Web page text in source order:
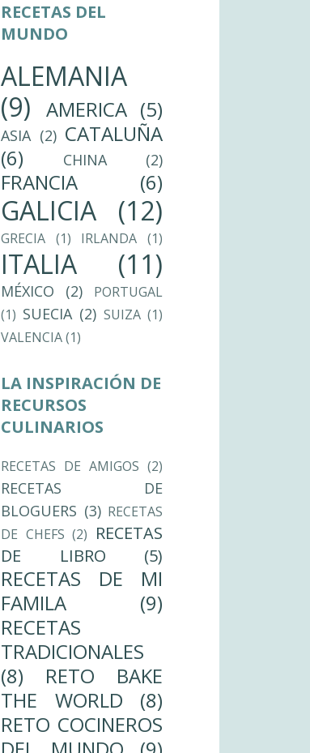
RECETAS DEL
MUNDO
ALEMANIA
(9)
AMERICA (5)
ASIA (2) CATALUÑA
(6)
CHINA (2)
FRANCIA (6)
GALICIA (12)
GRECIA (1) IRLANDA (1)
ITALIA (11)
MÉXICO (2)
PORTUGAL
(1) SUECIA (2) SUIZA (1)
VALENCIA(1)
LA INSPIRACIÓN DE
RECURSOS
CULINARIOS
RECETAS DE AMIGOS (2)
RECETAS DE
BLOGUERS (3) RECETAS
DE CHEFS (2) RECETAS
DE LIBRO
(5)
RECETAS DE MI
FAMILA
(9)
RECETAS
TRADICIONALES
(8)
RETO BAKE
THE WORLD
(8)
RETO COCINEROS